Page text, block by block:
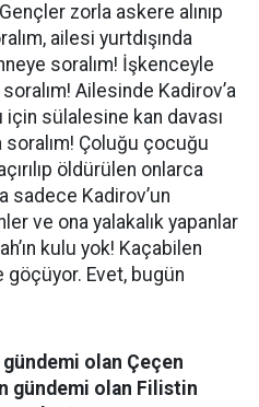
zorla askere alınıp
ailesi yurtdışında
soralım! İşkenceyle
Ailesinde Kadirov’a
sülalesine kan davası
soralım! Çoluğu çocuğu
öldürülen onlarca
sadece Kadirov’un
ve ona yalakalık yapanlar
kulu yok! Kaçabilen
Evet, bugün
olan Çeçen
gündemi olan Filistin